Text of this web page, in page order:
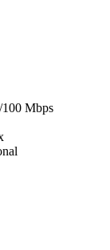
100 Mbps